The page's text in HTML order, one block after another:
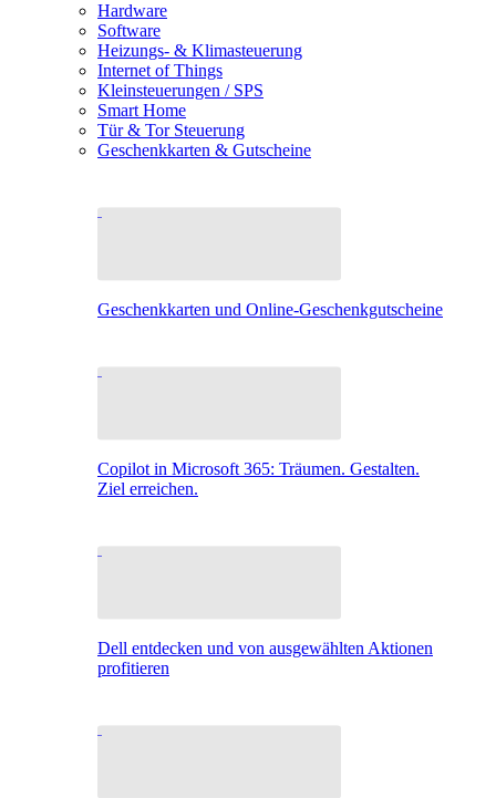
Hardware
Software
Heizungs- & Klimasteuerung
Internet of Things
Kleinsteuerungen / SPS
Smart Home
Tür & Tor Steuerung
Geschenkkarten & Gutscheine
Geschenkkarten und Online-Geschenkgutscheine
Copilot in Microsoft 365: Träumen. Gestalten.
Ziel erreichen.
Dell entdecken und von ausgewählten Aktionen
profitieren